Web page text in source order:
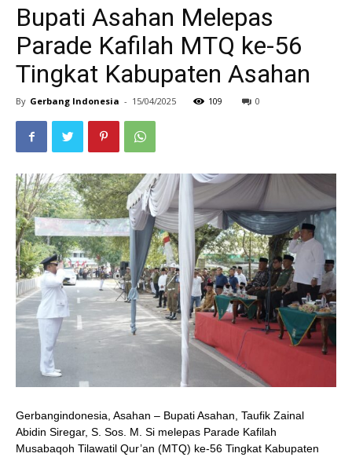
Bupati Asahan Melepas
Parade Kafilah MTQ ke-56
Tingkat Kabupaten Asahan
By Gerbang Indonesia - 15/04/2025 109 0
Gerbangindonesia, Asahan – Bupati Asahan, Taufik Zainal
Abidin Siregar, S. Sos. M. Si melepas Parade Kafilah
Musabaqoh Tilawatil Qur’an (MTQ) ke-56 Tingkat Kabupaten